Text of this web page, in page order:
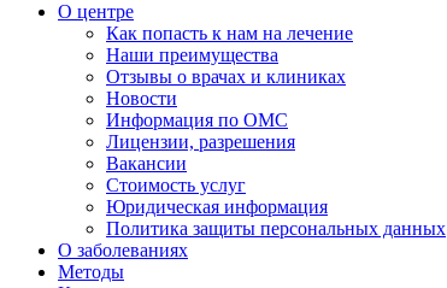
О центре
Как попасть к нам на лечение
Наши преимущества
Отзывы о врачах и клиниках
Новости
Информация по ОМС
Лицензии, разрешения
Вакансии
Стоимость услуг
Юридическая информация
Политика защиты персональных данных
О заболеваниях
Методы